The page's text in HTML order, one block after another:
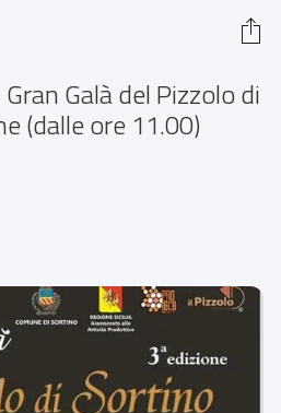
Galà del Pizzolo di
(dalle ore 11.00)